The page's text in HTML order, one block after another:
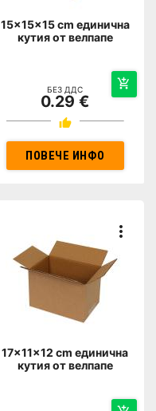
15x15x15 cm единична
кутия от велпапе
БЕЗ ДДС
0.29 €
ПОВЕЧЕ ИНФО
17x11x12 cm единична
кутия от велпапе